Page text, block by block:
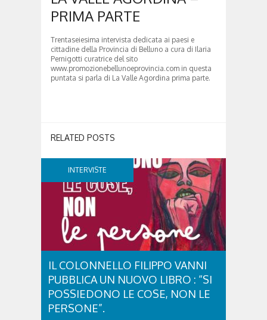
PRIMA PARTE
Trentaseiesima intervista dedicata ai paesi e
cittadine della Provincia di Belluno a cura di Ilaria
Pernigotti curatrice del sito
www.promozionebellunoeprovincia.com in questa
puntata si parla di La Valle Agordina prima parte.
RELATED POSTS
INTERVISTE
IL COLONNELLO FILIPPO VANNI
PUBBLICA UN NUOVO LIBRO : “SI
POSSIEDONO LE COSE, NON LE
PERSONE”.